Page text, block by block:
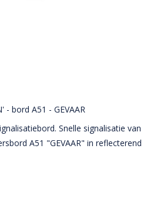
- bord A51 - GEVAAR
Snelle signalisatie van
A51 "GEVAAR" in reflecterend